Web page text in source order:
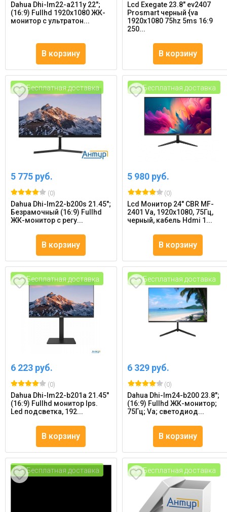
Dahua Dhi-lm22-a211y 22";
(16:9) Fullhd 1920x1080 ЖК-
монитор с ультратон...
В корзину
Lcd Exegate 23.8" ev2407
Prosmart черный {va
1920x1080 75hz 5ms 16:9
250...
В корзину
Бесплатная доставка
5 775 руб.
(0)
Dahua Dhi-lm22-b200s 21.45";
Безрамочный (16:9) Fullhd
ЖК-монитор с регу...
В корзину
Бесплатная доставка
5 980 руб.
(0)
Lcd Монитор 24" CBR MF-
2401 Va, 1920x1080, 75Гц,
черный, кабель Hdmi 1...
В корзину
Бесплатная доставка
6 223 руб.
(0)
Dahua Dhi-lm22-b201a 21.45"
(16:9) Fullhd монитор Ips.
Led подсветка, 192...
В корзину
Бесплатная доставка
6 329 руб.
(0)
Dahua Dhi-lm24-b200 23.8";
(16:9) Fullhd ЖК-монитор;
75Гц; Va; светодиод...
В корзину
Бесплатная доставка Бесплатная доставка